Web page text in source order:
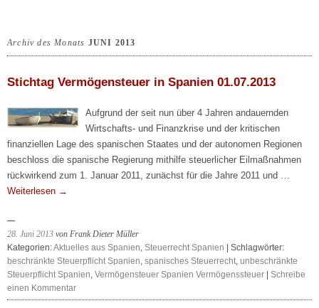
Archiv des Monats JUNI 2013
Stichtag Vermögensteuer in Spanien 01.07.2013
Aufgrund der seit nun über 4 Jahren andauernden
Wirtschafts- und Finanzkrise und der kritischen
finanziellen Lage des spanischen Staates und der autonomen Regionen
beschloss die spanische Regierung mithilfe steuerlicher Eilmaßnahmen
rückwirkend zum 1. Januar 2011, zunächst für die Jahre 2011 und …
Weiterlesen →
28. Juni 2013 von Frank Dieter Müller
Kategorien:Aktuelles aus Spanien, Steuerrecht Spanien | Schlagwörter:
beschränkte Steuerpflicht Spanien, spanisches Steuerrecht, unbeschränkte
Steuerpflicht Spanien, Vermögensteuer Spanien Vermögenssteuer
Schreibe
einen Kommentar